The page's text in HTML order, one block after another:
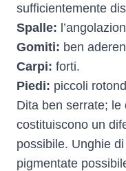
sufficientemente
Spalle:
Gomiti: ben
Carpi: forti.
Piedi: piccoli
Dita ben serrate;
costituiscono un
possibile. Unghie
pigmentate